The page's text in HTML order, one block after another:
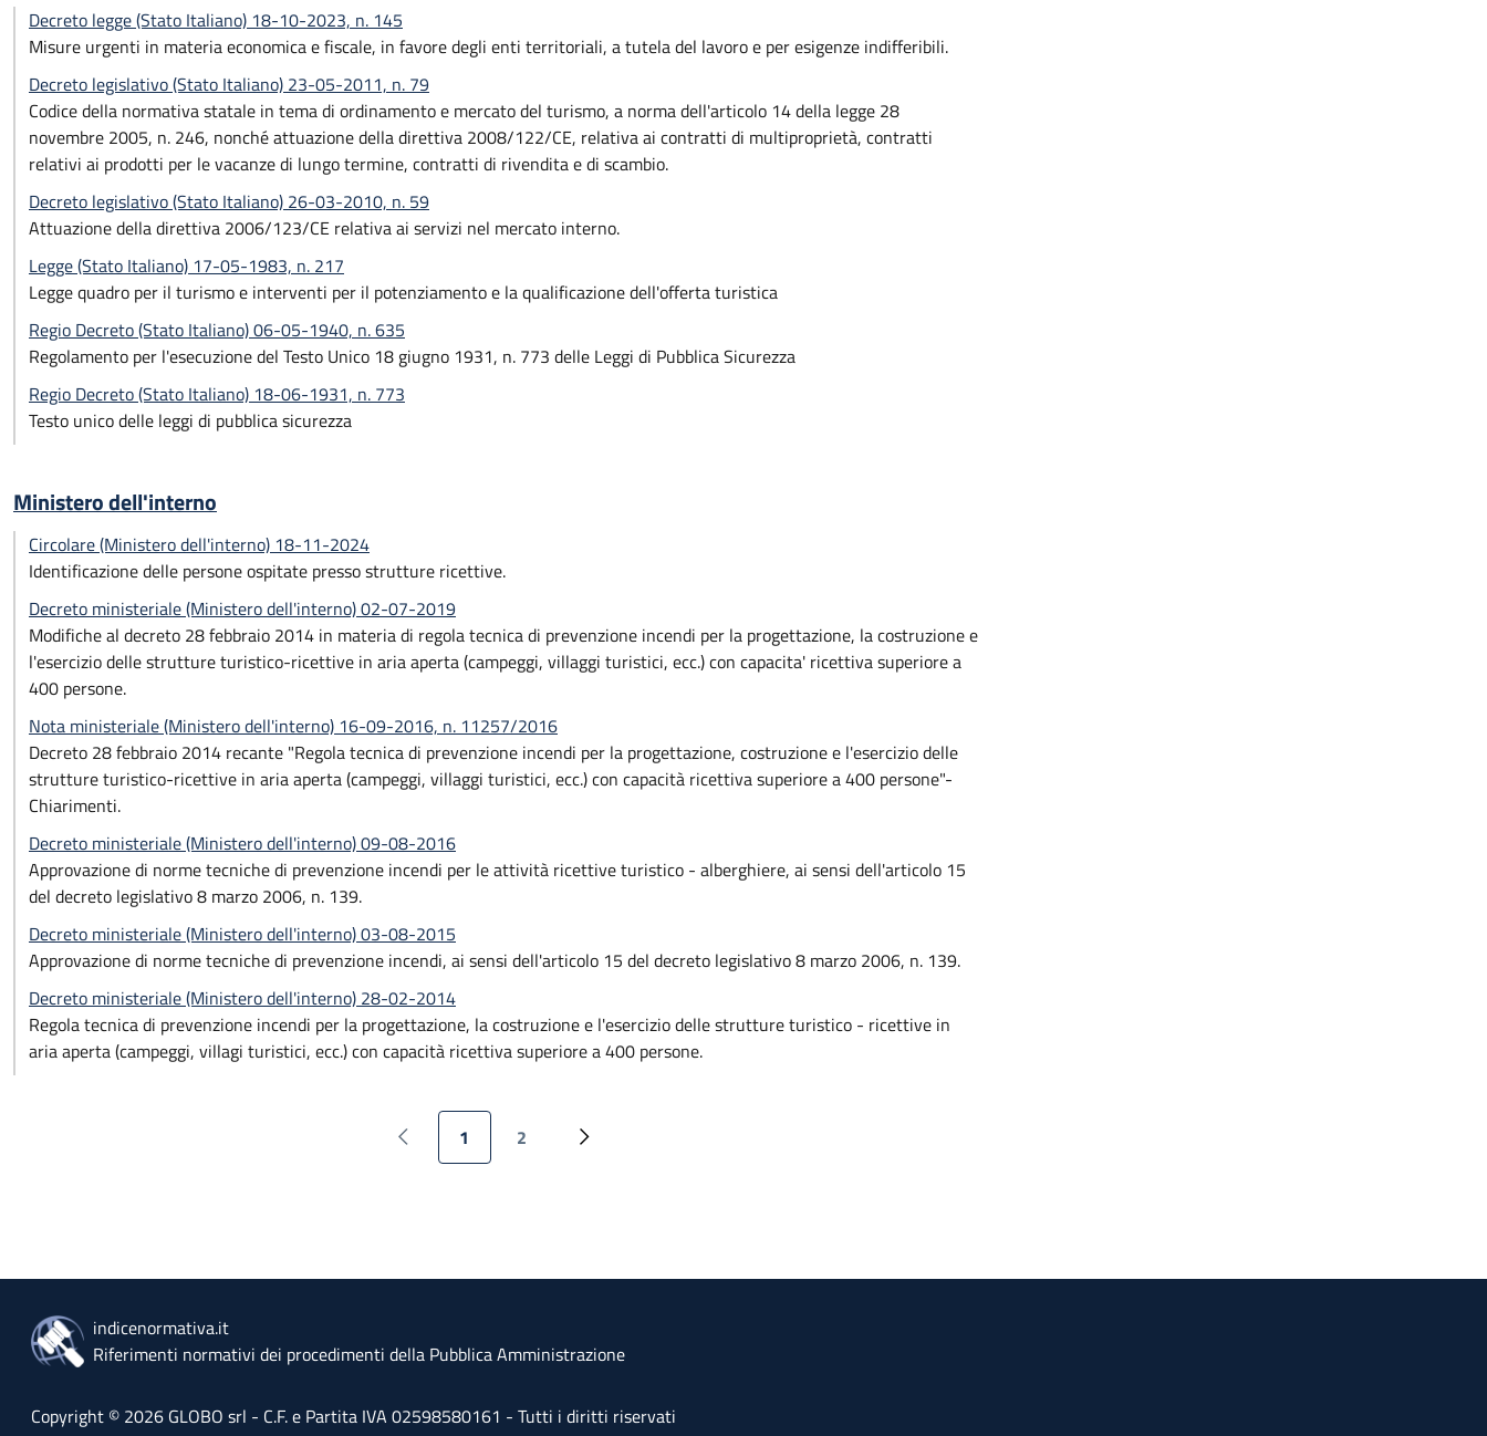
Decreto legge (Stato Italiano) 18-10-2023, n. 145
Misure urgenti in materia economica e fiscale, in favore degli enti territoriali, a tutela del lavoro e per esigenze indifferibili.
Decreto legislativo (Stato Italiano) 23-05-2011, n. 79
Codice della normativa statale in tema di ordinamento e mercato del turismo, a norma dell'articolo 14 della legge 28
novembre 2005, n. 246, nonché attuazione della direttiva 2008/122/CE, relativa ai contratti di multiproprietà, contratti
relativi ai prodotti per le vacanze di lungo termine, contratti di rivendita e di scambio.
Decreto legislativo (Stato Italiano) 26-03-2010, n. 59
Attuazione della direttiva 2006/123/CE relativa ai servizi nel mercato interno.
Legge (Stato Italiano) 17-05-1983, n. 217
Legge quadro per il turismo e interventi per il potenziamento e la qualificazione dell'offerta turistica
Regio Decreto (Stato Italiano) 06-05-1940, n. 635
Regolamento per l'esecuzione del Testo Unico 18 giugno 1931, n. 773 delle Leggi di Pubblica Sicurezza
Regio Decreto (Stato Italiano) 18-06-1931, n. 773
Testo unico delle leggi di pubblica sicurezza
Ministero dell'interno
Circolare (Ministero dell'interno) 18-11-2024
Identificazione delle persone ospitate presso strutture ricettive.
Decreto ministeriale (Ministero dell'interno) 02-07-2019
Modifiche al decreto 28 febbraio 2014 in materia di regola tecnica di prevenzione incendi per la progettazione, la costruzione e
l'esercizio delle strutture turistico-ricettive in aria aperta (campeggi, villaggi turistici, ecc.) con capacita' ricettiva superiore a
400 persone.
Nota ministeriale (Ministero dell'interno) 16-09-2016, n. 11257/2016
Decreto 28 febbraio 2014 recante "Regola tecnica di prevenzione incendi per la progettazione, costruzione e l'esercizio delle
strutture turistico-ricettive in aria aperta (campeggi, villaggi turistici, ecc.) con capacità ricettiva superiore a 400 persone"-
Chiarimenti.
Decreto ministeriale (Ministero dell'interno) 09-08-2016
Approvazione di norme tecniche di prevenzione incendi per le attività ricettive turistico - alberghiere, ai sensi dell'articolo 15
del decreto legislativo 8 marzo 2006, n. 139.
Decreto ministeriale (Ministero dell'interno) 03-08-2015
Approvazione di norme tecniche di prevenzione incendi, ai sensi dell'articolo 15 del decreto legislativo 8 marzo 2006, n. 139.
Decreto ministeriale (Ministero dell'interno) 28-02-2014
Regola tecnica di prevenzione incendi per la progettazione, la costruzione e l'esercizio delle strutture turistico - ricettive in
aria aperta (campeggi, villagi turistici, ecc.) con capacità ricettiva superiore a 400 persone.
Paginazione
Pagina precedente
Pagina attuale
1
Page
2
Pagina successiva
indicenormativa.it
Riferimenti normativi dei procedimenti della Pubblica Amministrazione
Copyright © 2026 GLOBO srl - C.F. e Partita IVA 02598580161 - Tutti i diritti riservati